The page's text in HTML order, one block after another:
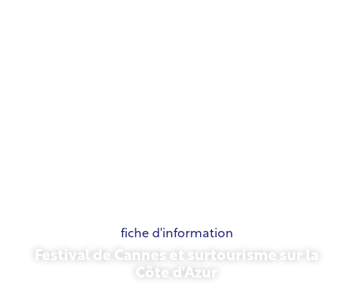
fiche d'information
Festival de Cannes et surtourisme sur la
Côte d'Azur